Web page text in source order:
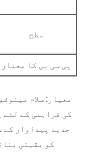
ہال
بی کا معیار
سلام مینوفیکچررز
کے لئے پرعزم
پیداوار کے سامان
کو یقینی بناتے ہیں